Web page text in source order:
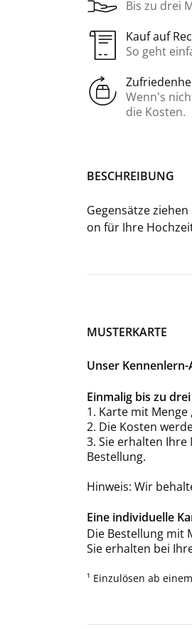
Bis zu drei
Kauf auf
So geht
Wenn’s
die Kosten.
BE­SCHREI­BUNG
Ge­gen­sät­ze
on für Ihre
MUSTERKARTE
Unser
Einmalig bis zu
1. Karte mit Menge
2. Die Kosten
3. Sie erhalten
Bestellung.
Hinweis: Wir
Eine individuelle
Die Bestellung mit
Sie erhalten bei
¹ Einzulösen ab